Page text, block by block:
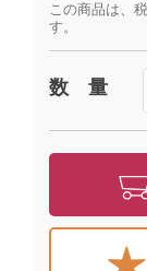
この商品は、
す。
数 量